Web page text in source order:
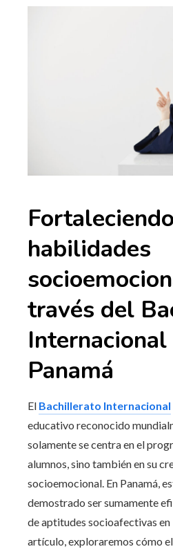
Fortaleciendo
habilidades
través del
Internacional
Panamá
El Bachillerato Internacional
educativo reconocido
solamente se centra en el
alumnos, sino también en su
socioemocional. En Panamá,
demostrado ser sumamente
de aptitudes socioafectivas en
artículo, exploraremos cómo